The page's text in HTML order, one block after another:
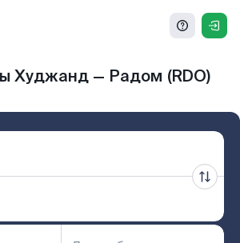
Худжанд — Радом (RDO)